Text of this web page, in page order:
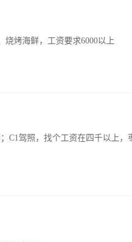
烤海鲜，工资要求6000以上
C1驾照，找个工资在四千以上